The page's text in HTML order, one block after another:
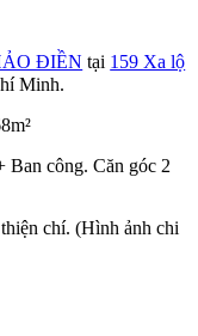
ĐIỀN tại 159 Xa lộ
Minh.
Ban công. Căn góc 2
chí. (Hình ảnh chi